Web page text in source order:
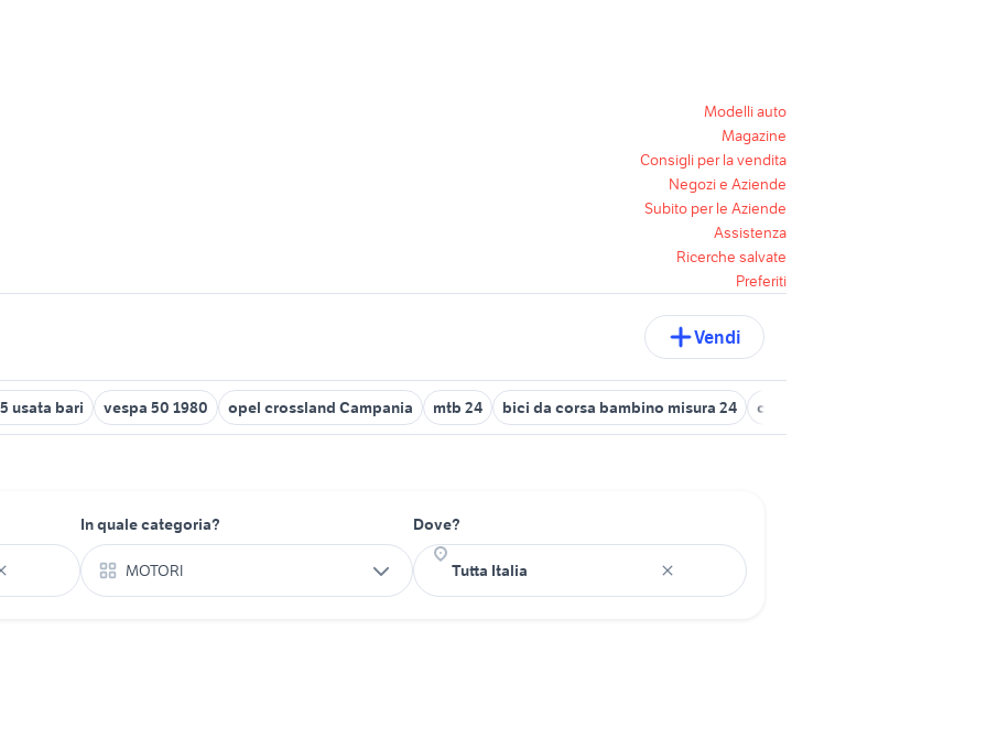
Modelli auto
Magazine
Consigli per la vendita
Negozi e Aziende
Subito per le Aziende
Assistenza
Ricerche salvate
Preferiti
Vendi
usata bari vespa 50 1980 opel crossland Campania mtb 24 bici da corsa bambino misura 24 cucina in campania
In quale categoria?
MOTORI
Dove?